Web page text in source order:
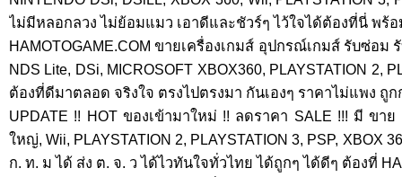
ไม่มีหลอกลวง ไม่ย้อมแมว เอาดีและชัวร์ๆ ไว้ใจได้ต้องที่นี่ พร้
HAMOTOGAME.COM ขายเครื่องเกมส์ อุปกรณ์เกมส์ รับซ่อม
NDS Lite, DSi, MICROSOFT XBOX360, PLAYSTATION 2,
ต้องที่ดีมาตลอด จริงใจ ตรงไปตรงมา กันเองๆ ราคาไม่แพง ถูก
UPDATE !! HOT ของเข้ามาใหม่ !! ลดราคา SALE !!! มี ขา
ใหญ่, Wii, PLAYSTATION 2, PLAYSTATION 3, PSP, XBOX
ก. ท. ม ได้ ส่ง ต. จ. ว ได้ไวทันใจทั่วไทย ได้ถูกๆ ได้ดีๆ ต้องที่